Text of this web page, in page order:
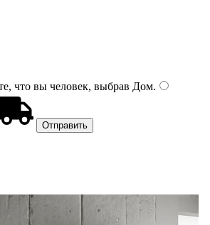
что вы человек, выбрав Дом.